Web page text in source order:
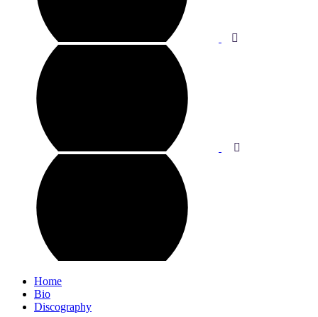
Home
Bio
Discography